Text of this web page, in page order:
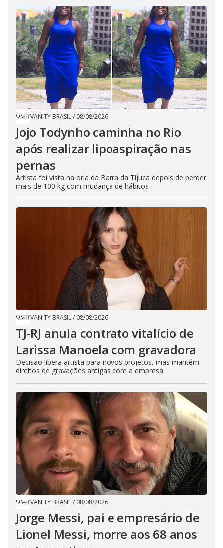
VANITY BRASIL/ 08/08/2026
Jojo Todynho caminha no Rio
após realizar lipoaspiração nas
pernas
Artista foi vista na orla da Barra da Tijuca depois de perder
mais de 100 kg com mudança de hábitos
VANITY BRASIL/ 08/08/2026
TJ-RJ anula contrato vitalício de
Larissa Manoela com gravadora
Decisão libera artista para novos projetos, mas mantém
direitos de gravações antigas com a empresa
VANITY BRASIL/ 08/08/2026
Jorge Messi, pai e empresário de
Lionel Messi, morre aos 68 anos